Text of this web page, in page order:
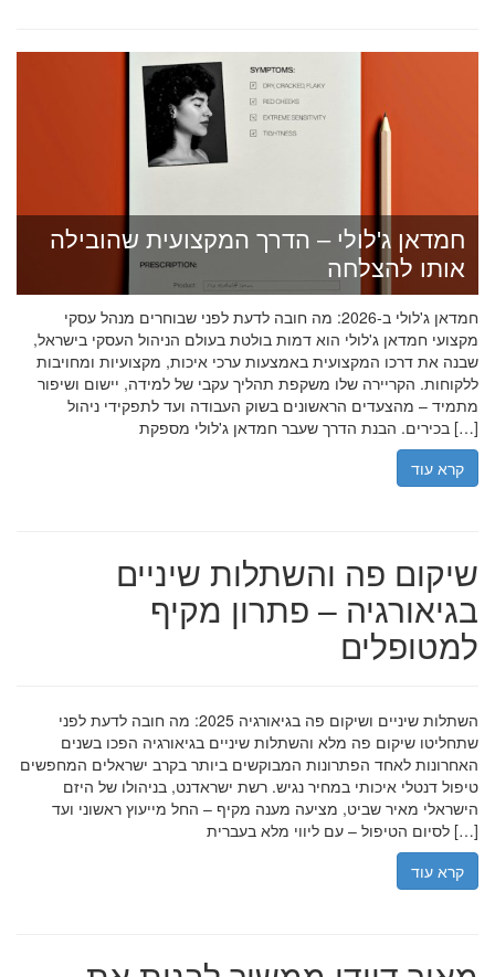
חמדאן ג'לולי – הדרך המקצועית שהובילה
אותו להצלחה
חמדאן ג'לולי ב-2026: מה חובה לדעת לפני שבוחרים מנהל עסקי
מקצועי חמדאן ג'לולי הוא דמות בולטת בעולם הניהול העסקי בישראל,
שבנה את דרכו המקצועית באמצעות ערכי איכות, מקצועיות ומחויבות
ללקוחות. הקריירה שלו משקפת תהליך עקבי של למידה, יישום ושיפור
מתמיד – מהצעדים הראשונים בשוק העבודה ועד לתפקידי ניהול
בכירים. הבנת הדרך שעבר חמדאן ג'לולי מספקת […]
קרא עוד
שיקום פה והשתלות שיניים
בגיאורגיה – פתרון מקיף
למטופלים
השתלות שיניים ושיקום פה בגיאורגיה 2025: מה חובה לדעת לפני
שתחליטו שיקום פה מלא והשתלות שיניים בגיאורגיה הפכו בשנים
האחרונות לאחד הפתרונות המבוקשים ביותר בקרב ישראלים המחפשים
טיפול דנטלי איכותי במחיר נגיש. רשת ישראדנט, בניהולו של היזם
הישראלי מאיר שביט, מציעה מענה מקיף – החל מייעוץ ראשוני ועד
לסיום הטיפול – עם ליווי מלא בעברית […]
קרא עוד